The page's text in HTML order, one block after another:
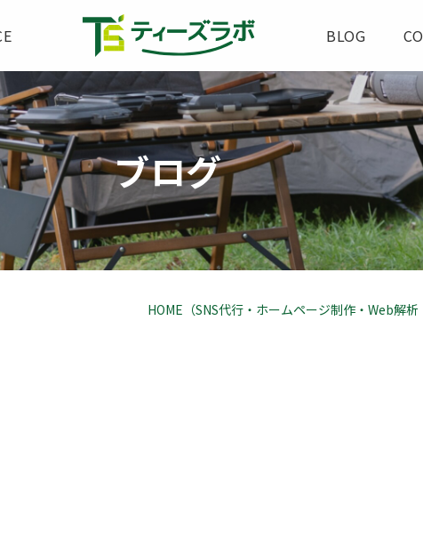
BLOG
ブログ
HOME（SNS代行・ホームページ制作・Web解析